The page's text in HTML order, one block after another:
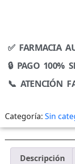
✅ FARMACIA
🔒 PAGO 100%
📞 ATENCIÓN
Categoría: Sin
Descripción